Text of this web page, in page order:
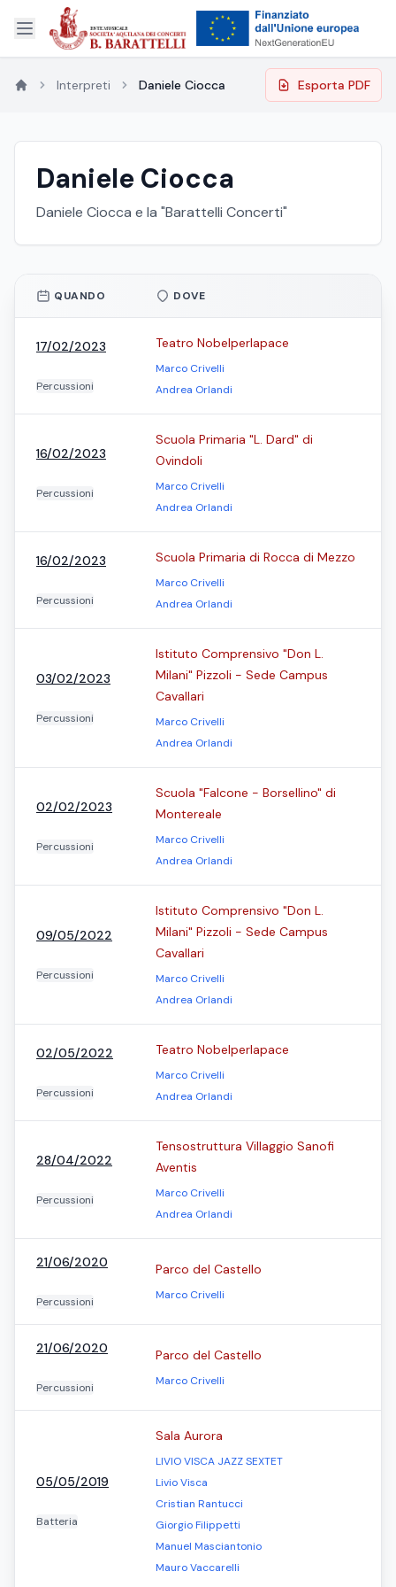
Interpreti Daniele Ciocca Esporta PDF
Daniele Ciocca
Daniele Ciocca e la "Barattelli Concerti"
QUANDO DOVE
17/02/2023
Percussioni
Teatro Nobelperlapace
Marco Crivelli
Andrea Orlandi
16/02/2023
Percussioni
Scuola Primaria "L. Dard" di
Ovindoli
Marco Crivelli
Andrea Orlandi
16/02/2023
Percussioni
Scuola Primaria di Rocca di Mezzo
Marco Crivelli
Andrea Orlandi
03/02/2023
Percussioni
Istituto Comprensivo "Don L.
Milani" Pizzoli - Sede Campus
Cavallari
Marco Crivelli
Andrea Orlandi
02/02/2023
Percussioni
Scuola "Falcone - Borsellino" di
Montereale
Marco Crivelli
Andrea Orlandi
09/05/2022
Percussioni
Istituto Comprensivo "Don L.
Milani" Pizzoli - Sede Campus
Cavallari
Marco Crivelli
Andrea Orlandi
02/05/2022
Percussioni
Teatro Nobelperlapace
Marco Crivelli
Andrea Orlandi
28/04/2022
Percussioni
Tensostruttura Villaggio Sanofi
Aventis
Marco Crivelli
Andrea Orlandi
21/06/2020
Percussioni
Parco del Castello
Marco Crivelli
21/06/2020
Percussioni
Parco del Castello
Marco Crivelli
05/05/2019
Batteria
Sala Aurora
LIVIO VISCA JAZZ SEXTET
Livio Visca
Cristian Rantucci
Giorgio Filippetti
Manuel Masciantonio
Mauro Vaccarelli